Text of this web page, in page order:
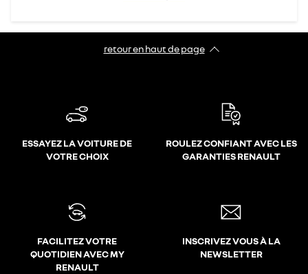
retour en haut de page​
ESSAYEZ LA VOITURE DE
VOTRE CHOIX
ROULEZ CONFIANT AVEC LES
GARANTIES RENAULT
FACILITEZ VOTRE
QUOTIDIEN AVEC MY
RENAULT
INSCRIVEZ VOUS À LA
NEWSLETTER